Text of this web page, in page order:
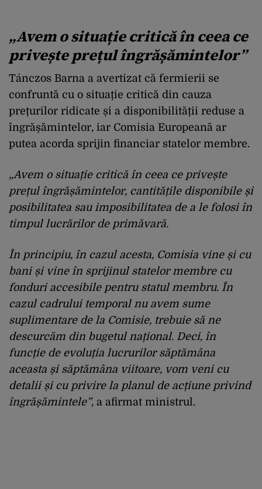
„Avem o situație critică în ceea ce
privește prețul îngrășămintelor”
Tánczos Barna a avertizat că fermierii se
confruntă cu o situație critică din cauza
prețurilor ridicate și a disponibilității reduse a
îngrășămintelor, iar Comisia Europeană ar
putea acorda sprijin financiar statelor membre.
„Avem o situație critică în ceea ce privește
prețul îngrășămintelor, cantitățile disponibile și
posibilitatea sau imposibilitatea de a le folosi în
timpul lucrărilor de primăvară.
În principiu, în cazul acesta, Comisia vine și cu
bani și vine în sprijinul statelor membre cu
fonduri accesibile pentru statul membru. În
cazul cadrului temporal nu avem sume
suplimentare de la Comisie, trebuie să ne
descurcăm din bugetul național. Deci, în
funcție de evoluția lucrurilor săptămâna
aceasta și săptămâna viitoare, vom veni cu
detalii și cu privire la planul de acțiune privind
îngrășămintele”, a afirmat ministrul.